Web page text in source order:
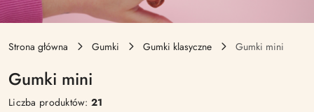
Strona główna Gumki Gumki klasyczne Gumki mini
Gumki mini
Liczba produktów:21